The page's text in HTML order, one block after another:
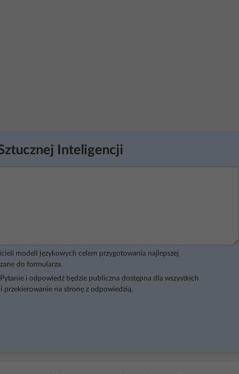
Inteligencji
modeli językowych celem przygotowania najlepszej
do formularza.
i odpowiedź będzie publiczna dostępna dla wszystkich
na stronę z odpowiedzią.